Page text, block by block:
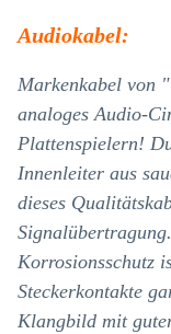
Audiokabel:
Markenkabel von
analoges Audio-
Plattenspielern!
Innenleiter aus
dieses
Korrosionsschutz
Steckerkontakte
Klangbild mit